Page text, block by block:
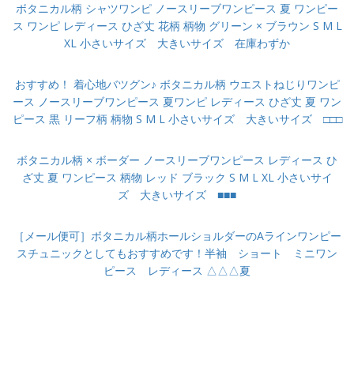
ボタニカル柄 シャツワンピ ノースリーブワンピース 夏 ワンピー
ス ワンピ レディース ひざ丈 花柄 柄物 グリーン × ブラウン S M L
XL 小さいサイズ 大きいサイズ 在庫わずか
おすすめ！ 着心地バツグン♪ ボタニカル柄 ウエストねじりワンピ
ース ノースリーブワンピース 夏ワンピ レディース ひざ丈 夏 ワン
ピース 黒 リーフ柄 柄物 S M L 小さいサイズ 大きいサイズ □□□
ボタニカル柄 × ボーダー ノースリーブワンピース レディース ひ
ざ丈 夏 ワンピース 柄物 レッド ブラック S M L XL 小さいサイ
ズ 大きいサイズ ■■■
［メール便可］ボタニカル柄ホールショルダーのAラインワンピー
スチュニックとしてもおすすめです！半袖 ショート ミニワン
ピース レディース △△△夏